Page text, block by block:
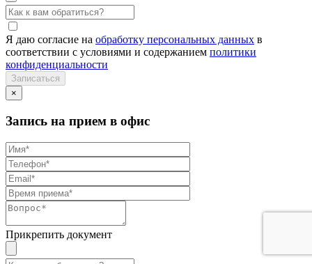
Я даю согласие на обработку персональных данных в
соответствии с условиями и содержанием политики
конфиденциальности
×
Запись на прием в офис
Прикрепить документ